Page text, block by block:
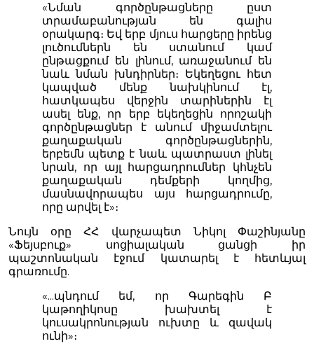
«Նման գործընթացները ըստ
տրամաբանության են գալիս
օրակարգ։ Եվ երբ մյուս հարցերը իրենց
լուծումներն են ստանում կամ
ընթացքում են լինում, առաջանում են
նաև նման խնդիրներ։ Եկեղեցու հետ
կապված մենք նախկինում էլ,
հատկապես վերջին տարիներին էլ
ասել ենք, որ երբ եկեղեցին որոշակի
գործընթացներ է անում միջամտելու
քաղաքական գործընթացներին,
երբեմն պետք է նաև պատրաստ լինել
նրան, որ այլ հարցադրումներ կհնչեն
քաղաքական դեմքերի կողմից,
մասնավորապես այս հարցադրումը,
որը արվել է»։
Նույն օրը ՀՀ վարչապետ Նիկոլ Փաշինյանը
«Ֆեյսբուք» սոցիալական ցանցի իր
պաշտոնական էջում կատարել է հետևյալ
գրառումը.
«...պնդում եմ, որ Գարեգին Բ
կաթողիկոսը խախտել է
կուսակրոնության ուխտը և զավակ
ունի»։